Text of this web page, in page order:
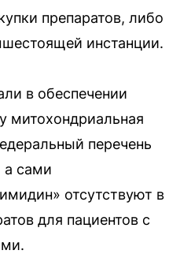
препаратов, либо
инстанции.
в обеспечении
митохондриальная
перечень
а сами
отсутствуют в
для пациентов с